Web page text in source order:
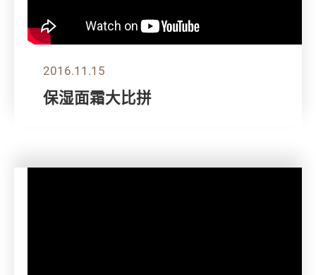
2016.11.15
保湿面霜大比拼